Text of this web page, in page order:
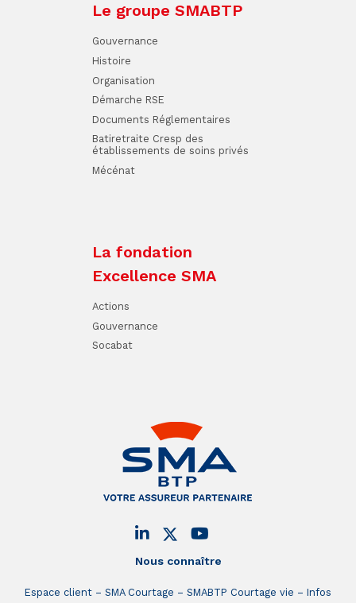
Nous connaître
Espace client SMA Courtage SMABTP Courtage vie Infos
Le groupe SMABTP
Gouvernance
Histoire
Organisation
Démarche RSE
Documents Réglementaires
Batiretraite Cresp des
établissements de soins privés
Mécénat
La fondation
Excellence SMA
Actions
Gouvernance
Socabat